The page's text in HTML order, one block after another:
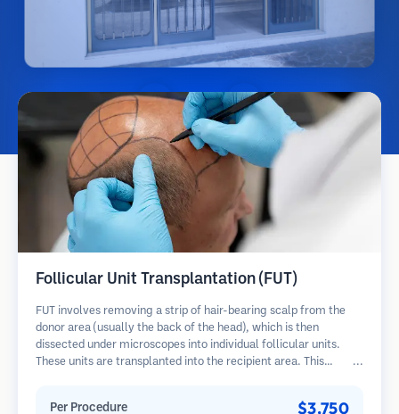
Follicular Unit Transplantation (FUT)
FUT involves removing a strip of hair-bearing scalp from the
donor area (usually the back of the head), which is then
dissected under microscopes into individual follicular units.
These units are transplanted into the recipient area. This
Per Procedure $3,750